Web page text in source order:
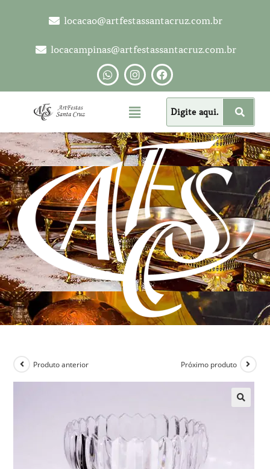
locacao@artfestassantacruz.com.br
locacampinas@artfestassantacruz.com.br
Produto anterior Próximo produto